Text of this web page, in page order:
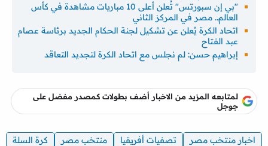
"بي إن سبورتس" تُعلن أعلى 10 مباريات مشاهدة في كأس
العالم.. مصر في المركز الثاني
اتحاد الكرة يُعلن عن تشكيل لجنة الحكام الجديد برئاسة عصام
عبد الفتاح
إبراهيم حسن: لم نجلس مع اتحاد الكرة لتجديد التعاقد
لمتابعه المزيد من الاخبار أضف بطولات كمصدر مفضل على
جوجل
اخبار منتخب مصر تصفيات أفريقيا منتخب مصر
كرة السلة